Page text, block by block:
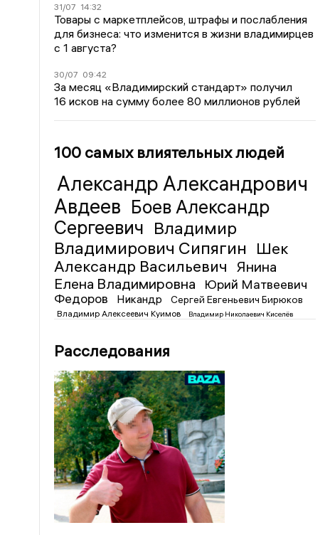
31/07 14:32
Товары с маркетплейсов, штрафы и послабления
для бизнеса: что изменится в жизни владимирцев
с 1 августа?
30/07 09:42
За месяц «Владимирский стандарт» получил
16 исков на сумму более 80 миллионов рублей
100 самых влиятельных людей
Александр Александрович
Авдеев Боев Александр
Сергеевич Владимир
Владимирович Сипягин Шек
Александр Васильевич
Янина
Елена Владимировна
Юрий Матвеевич
Федоров
Никандр Сергей Евгеньевич Бирюков
Владимир Алексеевич Куимов Владимир Николаевич Киселёв
Расследования